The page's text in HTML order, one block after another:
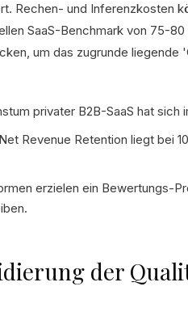
Rechen- und Inferenzkosten
SaaS-Benchmark von 75-
um das zugrunde
privater B2B-SaaS hat sich
Revenue Retention liegt bei
erzielen ein Bewertungs-
der